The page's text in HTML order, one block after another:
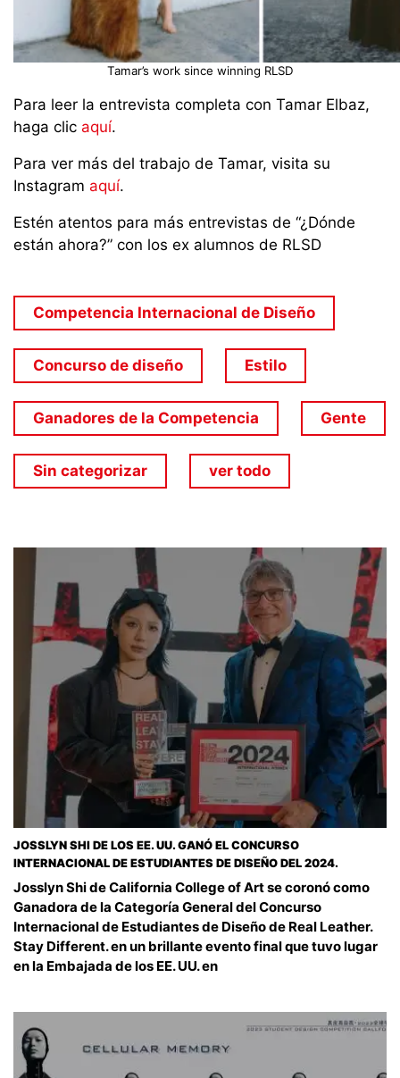
Tamar’s work since winning RLSD
Para leer la entrevista completa con Tamar Elbaz,
haga clic aquí.
Para ver más del trabajo de Tamar, visita su
Instagram aquí.
Estén atentos para más entrevistas de “¿Dónde
están ahora?” con los ex alumnos de RLSD
Competencia Internacional de Diseño
Concurso de diseño Estilo
Ganadores de la Competencia Gente
Sin categorizar ver todo
JOSSLYN SHI DE LOS EE. UU. GANÓ EL CONCURSO
INTERNACIONAL DE ESTUDIANTES DE DISEÑO DEL 2024.
Josslyn Shi de California College of Art se coronó como
Ganadora de la Categoría General del Concurso
Internacional de Estudiantes de Diseño de Real Leather.
Stay Different. en un brillante evento final que tuvo lugar
en la Embajada de los EE. UU. en